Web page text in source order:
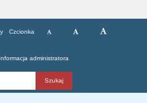
Czcionka
administratora